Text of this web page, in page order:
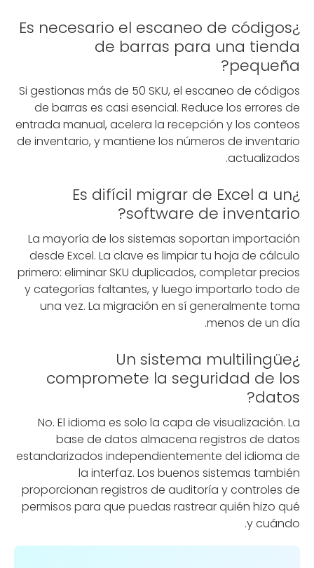
¿Es necesario el escaneo de códigos
de barras para una tienda
pequeña?
Si gestionas más de 50 SKU, el escaneo de códigos
de barras es casi esencial. Reduce los errores de
entrada manual, acelera la recepción y los conteos
de inventario, y mantiene los números de inventario
actualizados.
¿Es difícil migrar de Excel a un
software de inventario?
La mayoría de los sistemas soportan importación
desde Excel. La clave es limpiar tu hoja de cálculo
primero: eliminar SKU duplicados, completar precios
y categorías faltantes, y luego importarlo todo de
una vez. La migración en sí generalmente toma
menos de un día.
¿Un sistema multilingüe
compromete la seguridad de los
datos?
No. El idioma es solo la capa de visualización. La
base de datos almacena registros de datos
estandarizados independientemente del idioma de
la interfaz. Los buenos sistemas también
proporcionan registros de auditoría y controles de
permisos para que puedas rastrear quién hizo qué
y cuándo.